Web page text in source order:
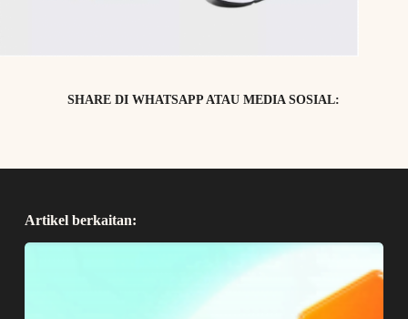
SHARE DI WHATSAPP ATAU MEDIA SOSIAL:
Artikel berkaitan: